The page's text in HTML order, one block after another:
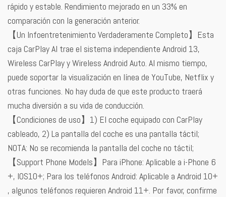
rápido y estable. Rendimiento mejorado en un 33% en
comparación con la generación anterior.
【Un Infoentretenimiento Verdaderamente Completo】Esta
caja CarPlay AI trae el sistema independiente Android 13,
Wireless CarPlay y Wireless Android Auto. Al mismo tiempo,
puede soportar la visualización en línea de YouTube, Netflix y
otras funciones. No hay duda de que este producto traerá
mucha diversión a su vida de conducción.
【Condiciones de uso】1) El coche equipado con CarPlay
cableado, 2) La pantalla del coche es una pantalla táctil;
NOTA: No se recomienda la pantalla del coche no táctil;
【Support Phone Models】Para iPhone: Aplicable a i-Phone 6
+, IOS10+; Para los teléfonos Android: Aplicable a Android 10+
, algunos teléfonos requieren Android 11+. Por favor, confirme